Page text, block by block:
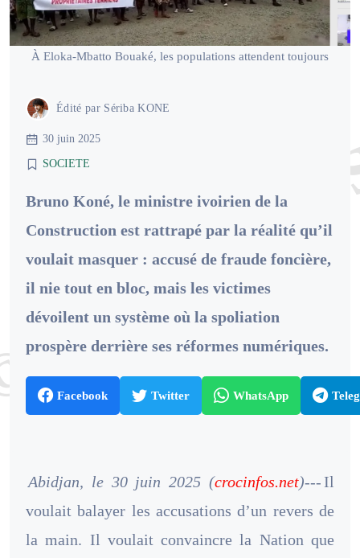
À Eloka-Mbatto Bouaké, les populations attendent toujours
Édité par Sériba KONE
30 juin 2025
SOCIETE
Bruno Koné, le ministre ivoirien de la
Construction est rattrapé par la réalité qu’il
voulait masquer : accusé de fraude foncière,
il nie tout en bloc, mais les victimes
dévoilent un système où la spoliation
prospère derrière ses réformes numériques.
Facebook Twitter WhatsApp
Abidjan, le 30 juin 2025 (crocinfos.net)--- Il
voulait balayer les accusations d’un revers de
la main. Il voulait convaincre la Nation que